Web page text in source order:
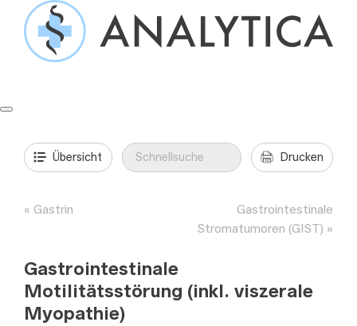
Springe
Inhalt
Übersicht Drucken
Gastrin
Gastrointestinale
Stromatumoren (GIST)
Gastrointestinale
Motilitätsstörung (inkl. viszerale
Myopathie)